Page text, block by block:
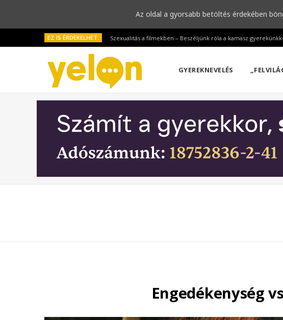
EZ IS ÉRDEKELHET: Szexualitás a filmekben – Beszéljünk róla a kamasz
GYEREKNEVELÉS
Engedékenység
Az oldal a gyorsabb betöltés érdekében